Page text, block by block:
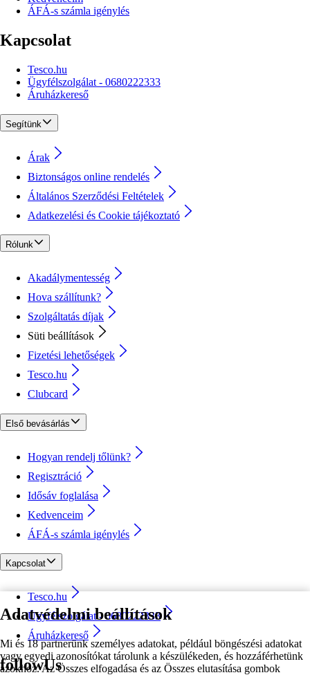
Adatvédelmi beállítások
Mi és 18 partnerünk személyes adatokat, például böngészési adatokat
vagy egyedi azonosítókat tárolunk a készülékeden, és hozzáférhetünk
azokhoz. Az Összes elfogadása és az Összes elutasítása gombok
ÁFÁ-s számla igénylés
Kapcsolat
Tesco.hu
Ügyfélszolgálat - 0680222333
Áruházkereső
Segítünk
Árak
Biztonságos online rendelés
Általános Szerződési Feltételek
Adatkezelési és Cookie tájékoztató
Rólunk
Akadálymentesség
Hova szállítunk?
Szolgáltatás díjak
Süti beállítások
Fizetési lehetőségek
Tesco.hu
Clubcard
Első bevásárlás
Hogyan rendelj tőlünk?
Regisztráció
Idősáv foglalása
Kedvenceim
ÁFÁ-s számla igénylés
Kapcsolat
Tesco.hu
Ügyfélszolgálat - 0680222333
Áruházkereső
followUs